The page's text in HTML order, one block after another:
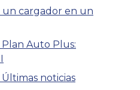
un cargador en un
Auto Plus:
noticias